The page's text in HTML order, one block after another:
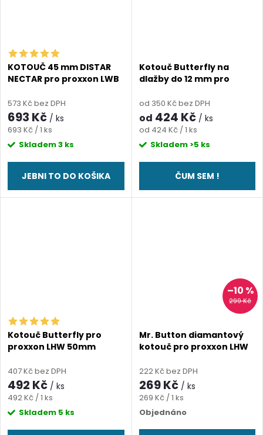
KOTOUČ 45 mm DISTAR
NECTAR pro proxxon LWB
573 Kč bez DPH
693 Kč / ks
Měrná
cena:
693 Kč / 1 ks
Skladem3 ks
JEBNI TO DO KOŠIKA
Kotouč Butterfly na
dlažby do 12 mm pro
0,45mm)
od 350 Kč bez DPH
od 424 Kč / ks
Měrná
cena:
od 424 Kč / 1 ks
Skladem >5 ks
ČUM SEM !
Kotouč Butterfly pro
proxxon LHW 50mm
407 Kč bez DPH
492 Kč / ks
Měrná
cena:
492 Kč / 1 ks
Skladem 5 ks
299 Kč
–10 %
Mr. Button diamantový
kotouč pro proxxon LHW
222 Kč bez DPH
269 Kč / ks
Měrná
cena:
269 Kč / 1 ks
Objednáno